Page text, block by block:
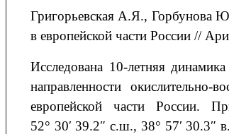
Григорьевская А.Я., Горбунова
в европейской части России //
Исследована 10-летняя
направленности окислительно-
европейской части России.
52° 30′ 39.2″ с.ш., 38° 57′ 30.3″